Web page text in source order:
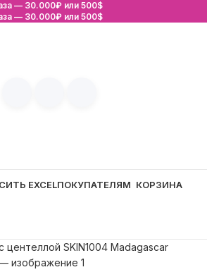
— 30.000₽ или 500$
— 30.000₽ или 500$
EXCELПОКУПАТЕЛЯМ КОРЗИНА